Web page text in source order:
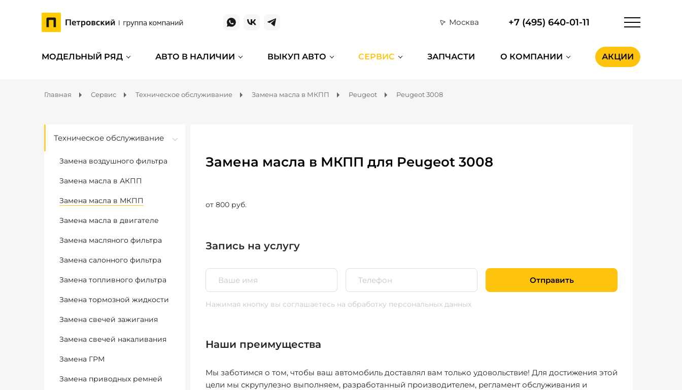
Москва +7 (495) 640-01-11
МОДЕЛЬНЫЙ РЯД АВТО В НАЛИЧИИ ВЫКУП АВТО СЕРВИС ЗАПЧАСТИ О КОМПАНИИ АКЦИИ
Главная Сервис Техническое обслуживание Замена масла в МКПП Peugeot Peugeot 3008
Техническое обслуживание
Замена воздушного фильтра
Замена масла в АКПП
Замена масла в МКПП
Замена масла в двигателе
Замена масляного фильтра
Замена салонного фильтра
Замена топливного фильтра
Замена тормозной жидкости
Замена свечей зажигания
Замена свечей накаливания
Замена ГРМ
Замена приводных ремней
Замена масла в МКПП для Peugeot 3008
от 800 руб.
Запись на услугу
Отправить
Нажимая кнопку вы соглашаетесь на обработку персональных данных
Наши преимущества
Мы заботимся о том, чтобы ваш автомобиль доставлял вам только удовольствие! Для достижения этой
цели мы скрупулезно выполняем, разработанный производителем, регламент обслуживания и